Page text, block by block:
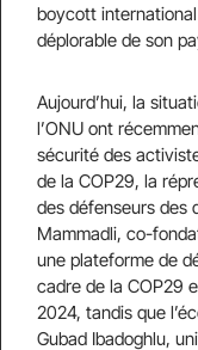
boycott
déplorable de son
Aujourd’hui, la
l’ONU ont
sécurité des
de la COP29, la
des défenseurs des
Mammadli, co-
une plateforme de
cadre de la COP29
2024, tandis que
Gubad Ibadoghlu,